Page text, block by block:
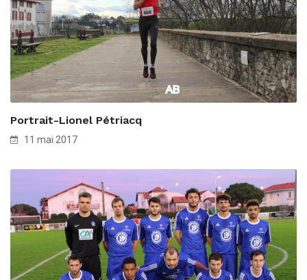
Portrait-Lionel Pétriacq
11 mai 2017